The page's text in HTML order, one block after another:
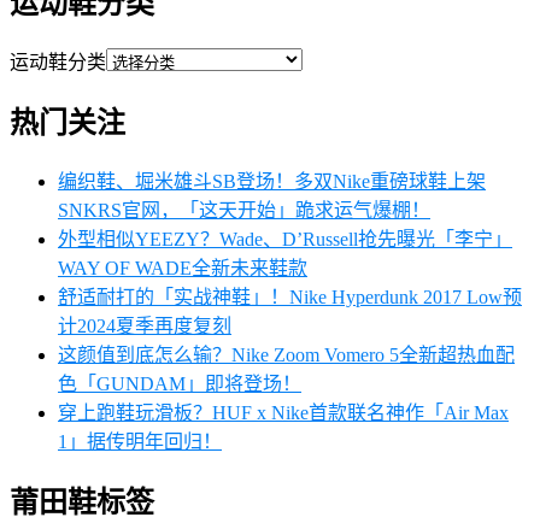
运动鞋分类
热门关注
编织鞋、堀米雄斗SB登场！多双Nike重磅球鞋上架
SNKRS官网，「这天开始」跪求运气爆棚！
外型相似YEEZY？Wade、D’Russell抢先曝光「李宁」
WAY OF WADE全新未来鞋款
舒适耐打的「实战神鞋」！Nike Hyperdunk 2017 Low预
计2024夏季再度复刻
这颜值到底怎么输？Nike Zoom Vomero 5全新超热血配
色「GUNDAM」即将登场！
穿上跑鞋玩滑板？HUF x Nike首款联名神作「Air Max
1」据传明年回归！
莆田鞋标签